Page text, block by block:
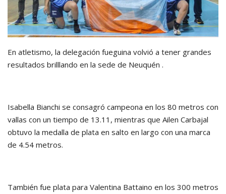
En atletismo, la delegación fueguina volvió a tener grandes
resultados brilllando en la sede de Neuquén .
Isabella Bianchi se consagró campeona en los 80 metros con
vallas con un tiempo de 13.11, mientras que Ailen Carbajal
obtuvo la medalla de plata en salto en largo con una marca
de 4.54 metros.
También fue plata para Valentina Battaino en los 300 metros